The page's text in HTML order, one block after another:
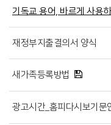
기독교 용어, 바르게 사용하
재정부지출결의서 양식
새가족등록방법
광고시간_홈피다시보기문